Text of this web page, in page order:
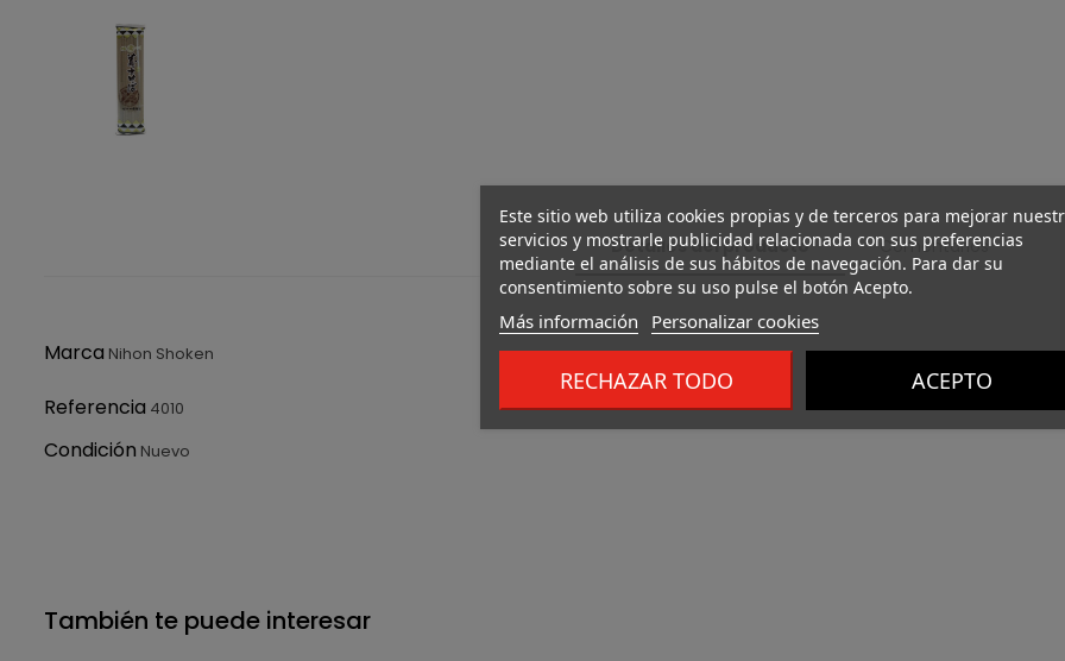
Detalles del producto Comentarios
Marca Nihon Shoken
Referencia 4010
Condición Nuevo
También te puede interesar
Este sitio web utiliza cookies propias y de terceros para mejorar
servicios y mostrarle publicidad relacionada con sus preferencias
mediante el análisis de sus hábitos de navegación. Para dar su
consentimiento sobre su uso pulse el botón Acepto.
Más información Personalizar cookies
RECHAZAR TODO ACEPTO